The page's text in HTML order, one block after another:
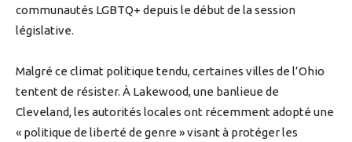
communautés LGBTQ+ depuis le début de la session
législative.
Malgré ce climat politique tendu, certaines villes de l’Ohio
tentent de résister. À Lakewood, une banlieue de
Cleveland, les autorités locales ont récemment adopté une
« politique de liberté de genre » visant à protéger les